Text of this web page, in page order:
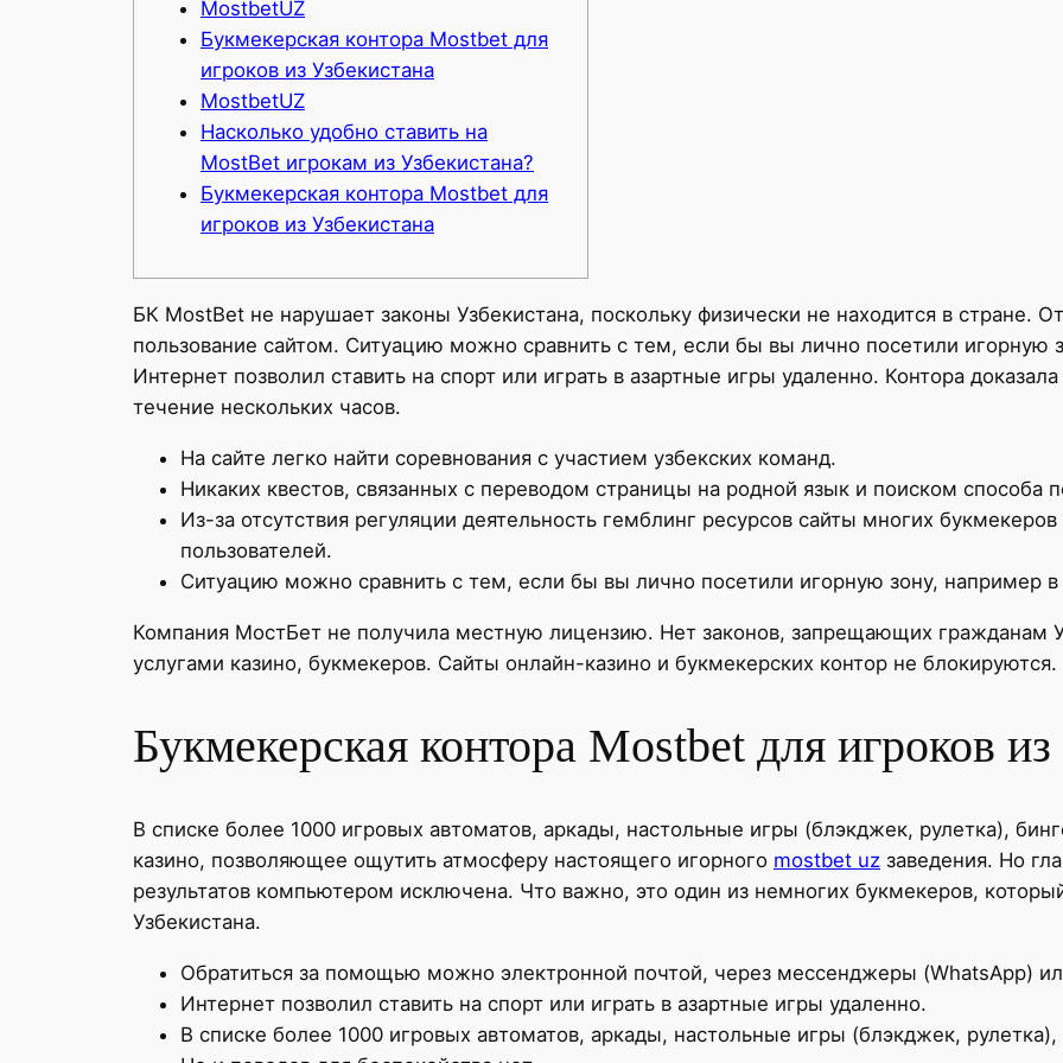
MostbetUZ
Букмекерская контора Mostbet для
игроков из Узбекистана
MostbetUZ
Насколько удобно ставить на
MostBet игрокам из Узбекистана?
Букмекерская контора Mostbet для
игроков из Узбекистана
БК MostBet не нарушает законы Узбекистана, поскольку физически не находится в стране.
пользование сайтом. Ситуацию можно сравнить с тем, если бы вы лично посетили игорную
Интернет позволил ставить на спорт или играть в азартные игры удаленно. Контора
течение нескольких часов.
На сайте легко найти соревнования с участием узбекских команд.
Никаких квестов, связанных с переводом страницы на родной язык и поиском способа
Из-за отсутствия регуляции деятельность гемблинг ресурсов сайты многих
пользователей.
Ситуацию можно сравнить с тем, если бы вы лично посетили игорную зону, например
Компания МостБет не получила местную лицензию. Нет законов, запрещающих гражданам
услугами казино, букмекеров. Сайты онлайн-казино и букмекерских контор не блокируются.
Букмекерская контора Mostbet для игроков
В списке более 1000 игровых автоматов, аркады, настольные игры (блэкджек, рулетка),
казино, позволяющее ощутить атмосферу настоящего игорного mostbet uz заведения. Но
результатов компьютером исключена. Что важно, это один из немногих букмекеров,
Узбекистана.
Обратиться за помощью можно электронной почтой, через мессенджеры (WhatsApp)
Интернет позволил ставить на спорт или играть в азартные игры удаленно.
В списке более 1000 игровых автоматов, аркады, настольные игры (блэкджек,